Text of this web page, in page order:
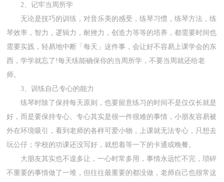
2、记牢当周所学
无论是技巧的训练，对音乐美的感受，练琴习惯，练琴方法，练
琴效率，智力，逻辑力，耐挫力，创造力等等的培养，都需要时间也
需要实践，轻易地中断「每天」这件事，会让好不容易上课学会的东
西，学学就忘了!每天练能确保你的当周所学，不要当周就还给老
师。
3、训练自己专心的能力
练琴时除了保持每天原则，也要留意练习的时间不是仅仅长就是
好，而是要保持专心。专心其实是很一件很难的事情，小朋友容易被
外在环境吸引，看到老师的各样可爱小物，上课就无法专心，只想去
玩公仔；学校的功课还没写好，就想着等一下的卡通或晚餐。
大朋友其实也不遑多让，一心时常多用，事情永远忙不完，琐碎
不重要的事情做了一堆，但往往最重要的都没做，老师自己也很常这